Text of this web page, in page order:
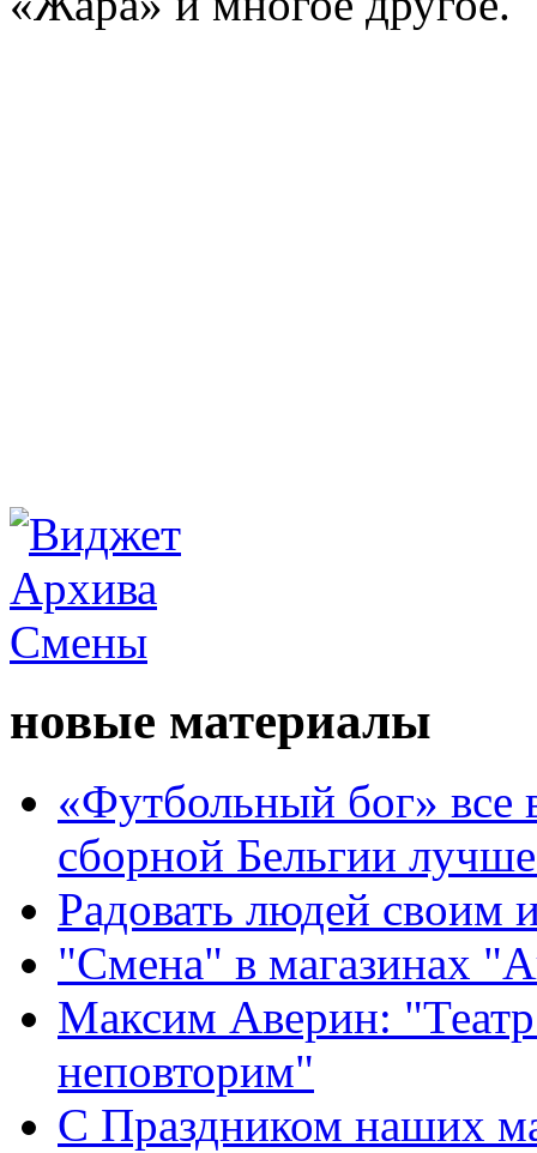
новые материалы
«Футбольный бог» все
сборной Бельгии
Радовать людей своим
"Смена" в магазинах
Максим Аверин:
неповторим"
С Праздником наших